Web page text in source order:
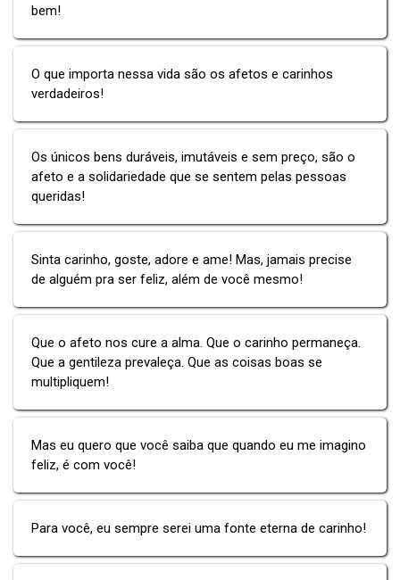
bem!
O que importa nessa vida são os afetos e carinhos
verdadeiros!
Os únicos bens duráveis, imutáveis e sem preço, são o
afeto e a solidariedade que se sentem pelas pessoas
queridas!
Sinta carinho, goste, adore e ame! Mas, jamais precise
de alguém pra ser feliz, além de você mesmo!
Que o afeto nos cure a alma. Que o carinho permaneça.
Que a gentileza prevaleça. Que as coisas boas se
multipliquem!
Mas eu quero que você saiba que quando eu me imagino
feliz, é com você!
Para você, eu sempre serei uma fonte eterna de carinho!